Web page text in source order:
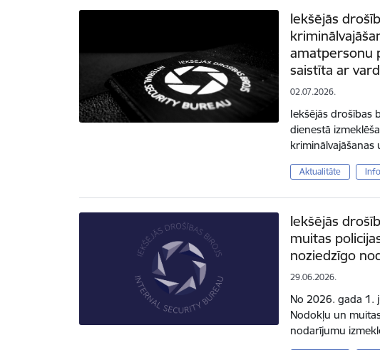
Iekšējās
amatpersonu
saistīta ar
02.07.2026.
Iekšējās drošības
dienestā
kriminālvajāšanas
Aktualitāte
Iekšējās
muitas
noziedzīgo
29.06.2026.
No 2026. gada 1.
Nodokļu un
nodarījumu